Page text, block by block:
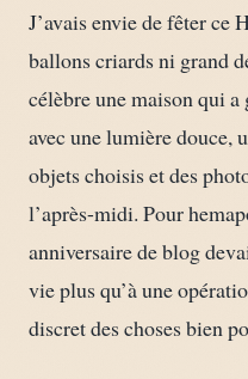
J’avais envie de fêter ce
ballons criards ni grand
célèbre une maison qui a
avec une lumière douce,
objets choisis et des
l’après-midi. Pour
anniversaire de blog
vie plus qu’à une
discret des choses bien